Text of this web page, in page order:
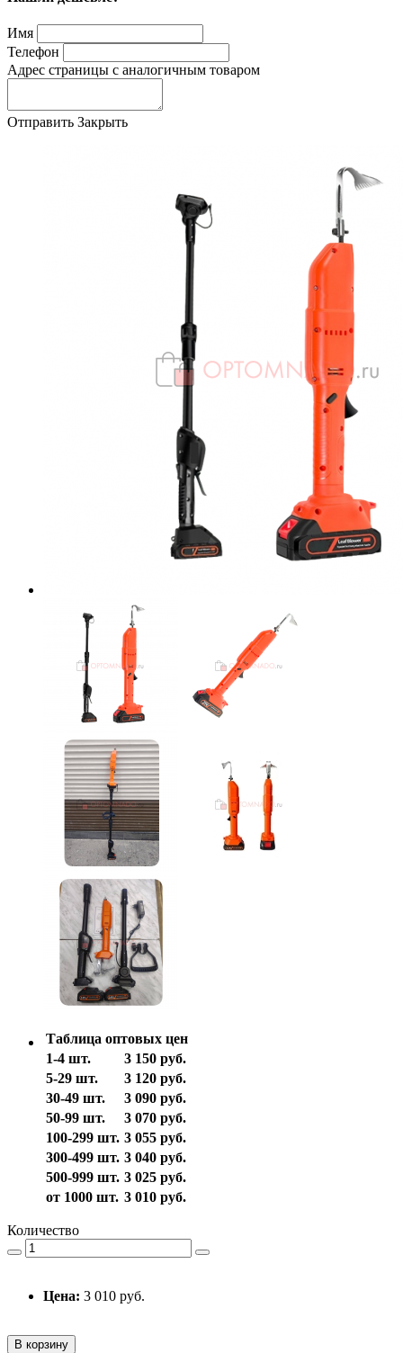
Имя
Телефон
Адрес страницы с аналогичным товаром
Отправить Закрыть
Таблица оптовых цен
1-4 шт.
3 150 руб.
5-29 шт.
3 120 руб.
30-49 шт.
3 090 руб.
50-99 шт.
3 070 руб.
100-299 шт. 3 055 руб.
300-499 шт. 3 040 руб.
500-999 шт. 3 025 руб.
от 1000 шт. 3 010 руб.
Количество
Цена: 3 010 руб.
В корзину